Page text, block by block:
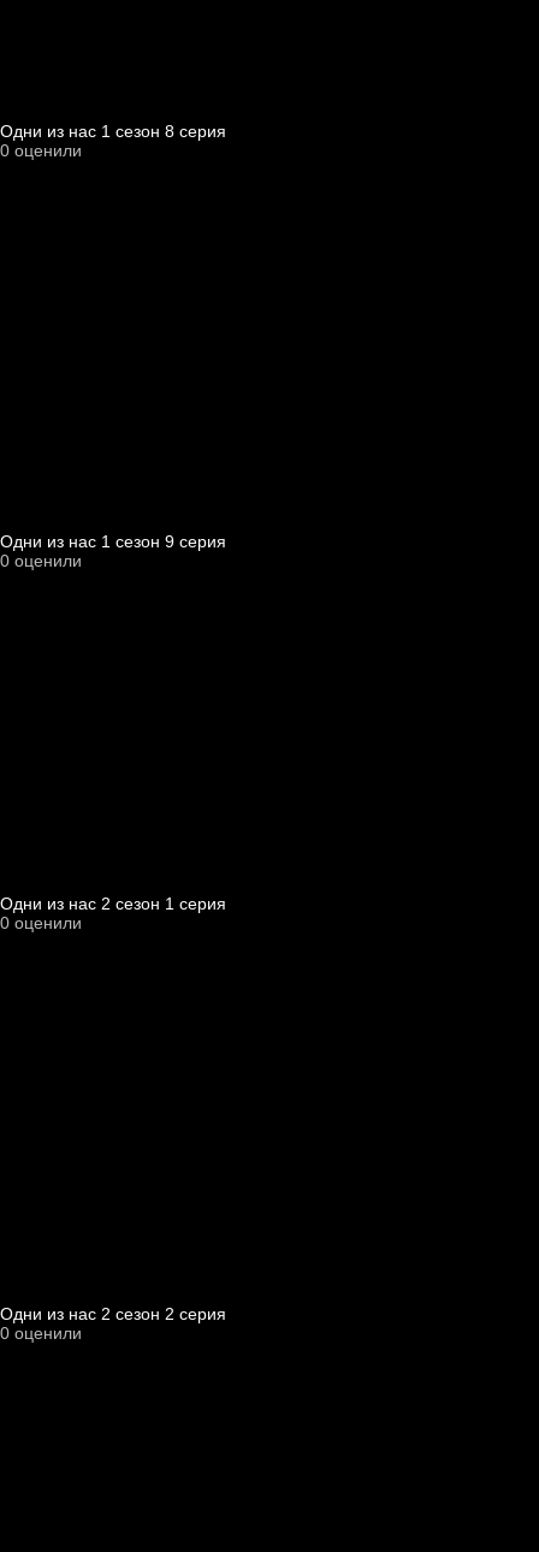
Одни из нас 1 cезон 8 cерия
0 оценили
Одни из нас 1 cезон 9 cерия
0 оценили
Одни из нас 2 cезон 1 cерия
0 оценили
Одни из нас 2 cезон 2 cерия
0 оценили